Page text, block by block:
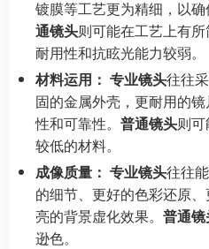
镀膜等工艺更为精细，以确
通镜头则可能在工艺上有
耐用性和抗眩光能力较弱。
材料运用： 专业镜头往往
固的金属外壳，更耐用的
性和可靠性。 普通镜头则
较低的材料。
成像质量： 专业镜头往往
的细节、更好的色彩还原
亮的背景虚化效果。 普通镜
逊色。